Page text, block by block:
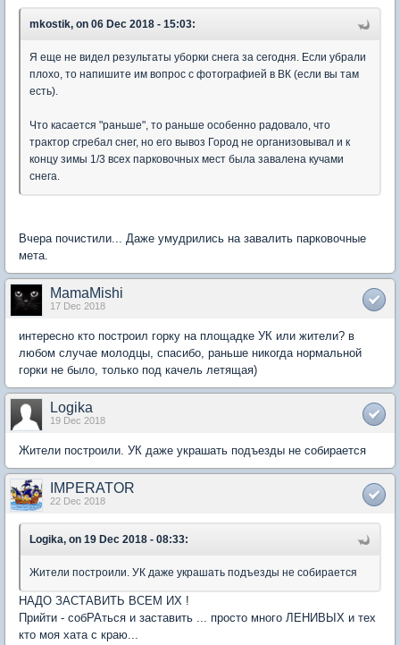
mkostik, on 06 Dec 2018 - 15:03:
Я еще не видел результаты уборки снега за сегодня. Если убрали
плохо, то напишите им вопрос с фотографией в ВК (если вы там
есть).
Что касается "раньше", то раньше особенно радовало, что
трактор сгребал снег, но его вывоз Город не организовывал и к
концу зимы 1/3 всех парковочных мест была завалена кучами
снега.
Вчера почистили... Даже умудрились на завалить парковочные
мета.
MamaMishi
17 Dec 2018
интересно кто построил горку на площадке УК или жители? в
любом случае молодцы, спасибо, раньше никогда нормальной
горки не было, только под качель летящая)
Logika
19 Dec 2018
Жители построили. УК даже украшать подъезды не собирается
IMPERATOR
22 Dec 2018
Logika, on 19 Dec 2018 - 08:33:
Жители построили. УК даже украшать подъезды не собирается
НАДО ЗАСТАВИТЬ ВСЕМ ИХ !
Прийти - собРАться и заставить ... просто много ЛЕНИВЫХ и тех
кто моя хата с краю...